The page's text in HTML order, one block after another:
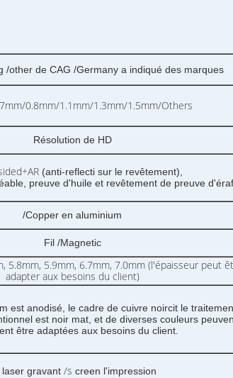
/other de CAG /Germany a indiqué des marques
0.8mm/1.1mm/1.3mm/1.5mm/Others
Résolution de HD
(anti-reflecti sur le revêtement),
preuve d'huile et revêtement de preuve
/Copper en aluminium
Fil /Magnetic
5.8mm, 5.9mm, 6.7mm, 7.0mm (l'épaisseur peut
adapter aux besoins du client)
est anodisé, le cadre de cuivre noircit le
est noir mat, et de diverses couleurs
être adaptées aux besoins du client.
laser gravant /s creen l'impression